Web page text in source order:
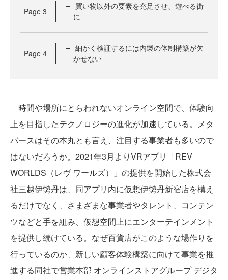
Page 3
買い物以外の要素を充足させ、遊べる街
に
Page 4
細かく検証するには内製の体制構築が欠
かせない
時間や場所にとらわれないオンライン空間で、体験向
上を目指したテクノロジーの進化が加速している。メタ
バースはその本丸とも言え、注目する事業者も多いので
はないだろうか。2021年3月よりVRアプリ「REV
WORLDS（レヴ ワールズ）」の提供を開始した株式会
社三越伊勢丹は、同アプリ内に仮想伊勢丹新宿店を構え
るだけでなく、さまざまな事業者やタレント、コンテン
ツなどと手を組み、仮想空間上にエンターテインメント
を提供し続けている。なぜ百貨店がこのような場作りを
行っているのか、新しい顧客体験構築に向けて事業を推
進する同社で営業本部 オンラインストアグループ デジタ